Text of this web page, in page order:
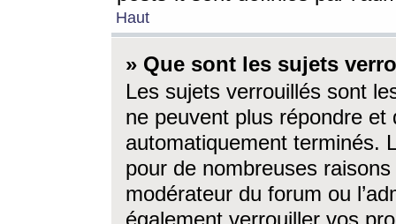
Haut
» Que sont les sujets
Les sujets verrouillés sont
ne peuvent plus répondre
automatiquement terminés.
pour de nombreuses
modérateur du forum ou